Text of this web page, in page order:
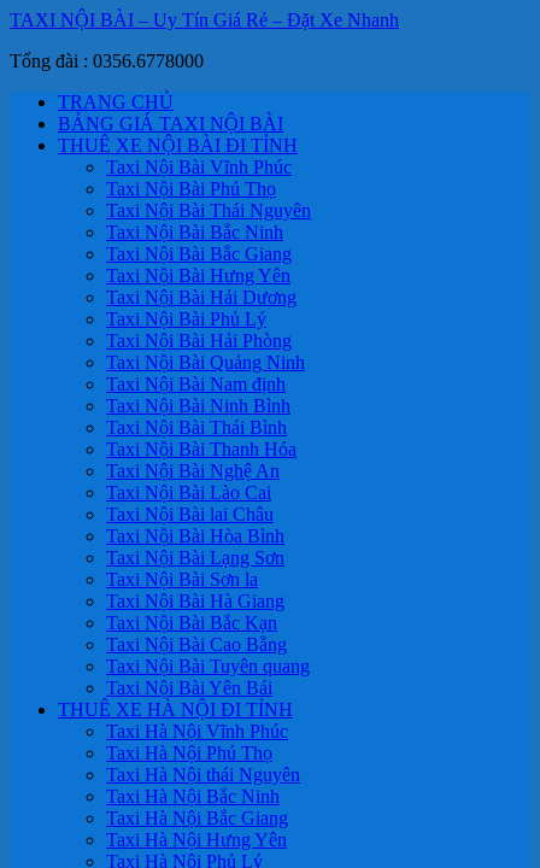
TAXI NỘI BÀI – Uy Tín Giá Rẻ – Đặt Xe Nhanh
Tổng đài : 0356.6778000
TRANG CHỦ
BẢNG GIÁ TAXI NỘI BÀI
THUÊ XE NỘI BÀI ĐI TỈNH
Taxi Nội Bài Vĩnh Phúc
Taxi Nội Bài Phú Thọ
Taxi Nội Bài Thái Nguyên
Taxi Nội Bài Bắc Ninh
Taxi Nội Bài Bắc Giang
Taxi Nội Bài Hưng Yên
Taxi Nội Bài Hải Dương
Taxi Nội Bài Phủ Lý
Taxi Nội Bài Hải Phòng
Taxi Nội Bài Quảng Ninh
Taxi Nội Bài Nam định
Taxi Nội Bài Ninh Bình
Taxi Nội Bài Thái Bình
Taxi Nội Bài Thanh Hóa
Taxi Nội Bài Nghệ An
Taxi Nội Bài Lào Cai
Taxi Nội Bài lai Châu
Taxi Nội Bài Hòa Bình
Taxi Nội Bài Lạng Sơn
Taxi Nội Bài Sơn la
Taxi Nội Bài Hà Giang
Taxi Nội Bài Bắc Kạn
Taxi Nội Bài Cao Bằng
Taxi Nội Bài Tuyên quang
Taxi Nội Bài Yên Bái
THUÊ XE HÀ NỘI ĐI TỈNH
Taxi Hà Nội Vĩnh Phúc
Taxi Hà Nội Phú Thọ
Taxi Hà Nội thái Nguyên
Taxi Hà Nội Bắc Ninh
Taxi Hà Nội Bắc Giang
Taxi Hà Nội Hưng Yên
Taxi Hà Nội Phủ Lý